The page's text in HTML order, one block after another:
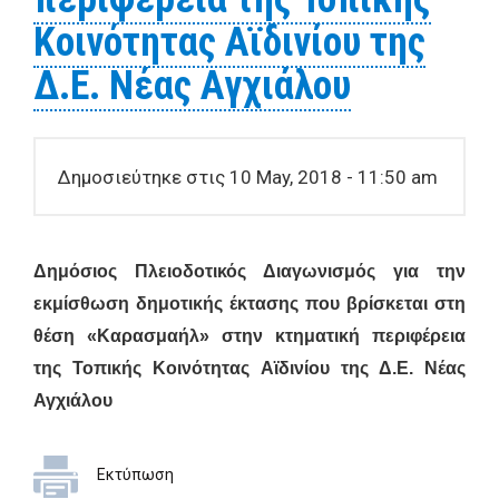
Κοινότητας Αϊδινίου της
Δ.Ε. Νέας Αγχιάλου
Δημοσιεύτηκε στις 10 May, 2018 - 11:50 am
Δημόσιος Πλειοδοτικός Διαγωνισμός για την
εκμίσθωση δημοτικής έκτασης που βρίσκεται στη
θέση «Καρασμαήλ» στην κτηματική περιφέρεια
της Τοπικής Κοινότητας Αϊδινίου της Δ.Ε. Νέας
Αγχιάλου
Εκτύπωση